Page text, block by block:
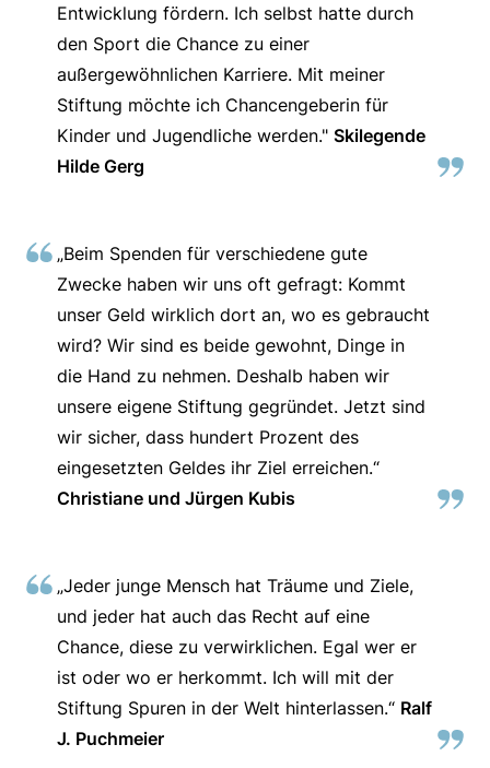
Entwicklung fördern. Ich selbst hatte durch
den Sport die Chance zu einer
außergewöhnlichen Karriere. Mit meiner
Stiftung möchte ich Chancengeberin für
Kinder und Jugendliche werden." Skilegende
Hilde Gerg
„Beim Spenden für verschiedene gute
Zwecke haben wir uns oft gefragt: Kommt
unser Geld wirklich dort an, wo es gebraucht
wird? Wir sind es beide gewohnt, Dinge in
die Hand zu nehmen. Deshalb haben wir
unsere eigene Stiftung gegründet. Jetzt sind
wir sicher, dass hundert Prozent des
eingesetzten Geldes ihr Ziel erreichen.“
Christiane und Jürgen Kubis
„Jeder junge Mensch hat Träume und Ziele,
und jeder hat auch das Recht auf eine
Chance, diese zu verwirklichen. Egal wer er
ist oder wo er herkommt. Ich will mit der
Stiftung Spuren in der Welt hinterlassen.“ Ralf
J. Puchmeier